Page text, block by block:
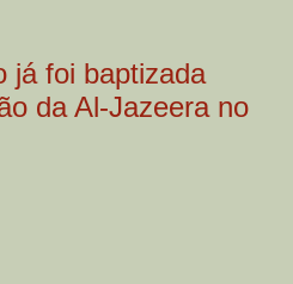
já foi baptizada
da Al-Jazeera no